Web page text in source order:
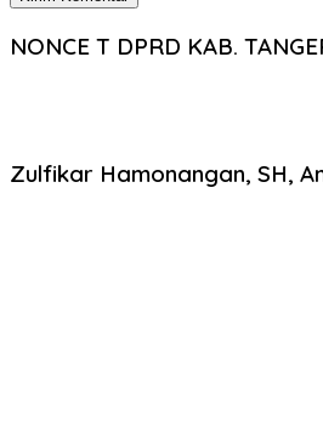
NONCE T DPRD KAB.
Zulfikar Hamonangan, SH,